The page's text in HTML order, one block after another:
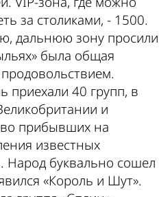
за столиками, - 1500.
дальнюю зону просили
была общая
приехали 40 групп, в
и
прибывших на
известных
Народ буквально сошел
«Король и Шут».